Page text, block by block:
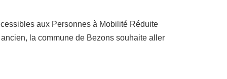
aux Personnes à Mobilité Réduite
la commune de Bezons souhaite aller